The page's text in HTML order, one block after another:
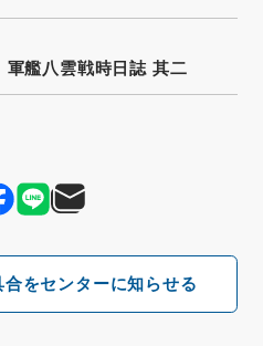
をセンターに知らせる
軍艦八雲戦時日誌 其二